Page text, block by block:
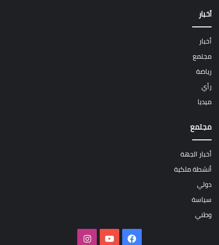
أخبار
أخبار
مجتمع
رياضة
رأي
ميديا
مجتمع
أخبار الجهة
أنشطة ملكية
دولي
سياسة
وطني
فيسبوك‫YouTubeانستقرام